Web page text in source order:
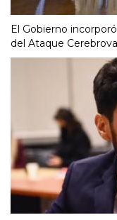
El Gobierno
del Ataque